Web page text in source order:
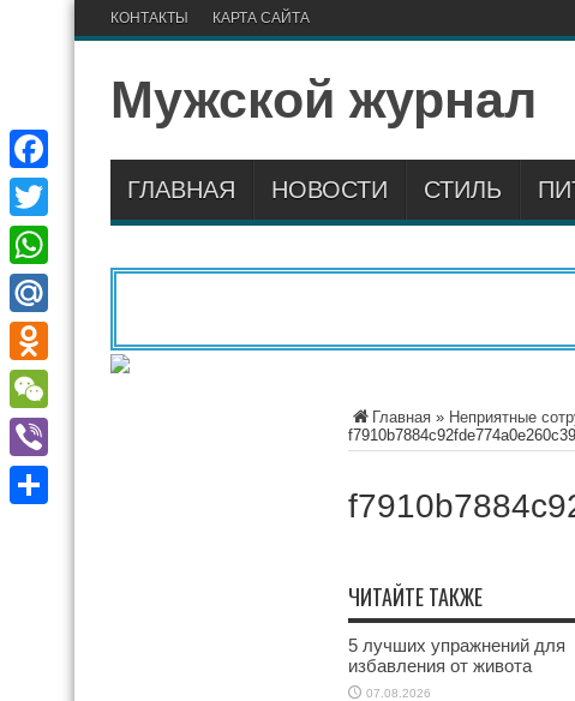
КОНТАКТЫ КАРТА САЙТА
Мужской журнал
ГЛАВНАЯ НОВОСТИ СТИЛЬ
Главная » Неприятные
ЧИТАЙТЕ ТАКЖЕ
5 лучших упражнений для
избавления от живота
07.08.2026
Facebook
Twitter
WhatsApp
Mail.Ru
Odnoklassniki
WeChat
Viber